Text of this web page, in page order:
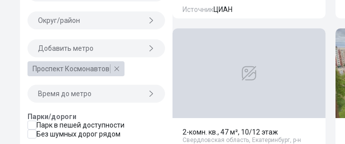
Округ/район
Добавить метро
Проспект Космонавтов
Время до метро
Парки/дороги
Парк в пешей доступности
Без шумных дорог рядом
ИсточникЦИАН
2-комн. кв., 47 м², 10/12 этаж
Свердловская область, Екатеринбург, р-н